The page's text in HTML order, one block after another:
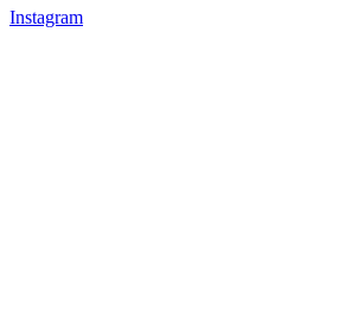
Instagram